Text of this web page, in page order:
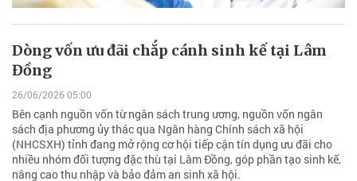
Dòng vốn ưu đãi chắp cánh sinh kế tại Lâm
Đồng
26/06/2026 05:00
Bên cạnh nguồn vốn từ ngân sách trung ương, nguồn vốn ngân
sách địa phương ủy thác qua Ngân hàng Chính sách xã hội
(NHCSXH) tỉnh đang mở rộng cơ hội tiếp cận tín dụng ưu đãi cho
nhiều nhóm đối tượng đặc thù tại Lâm Đồng, góp phần tạo sinh kế,
nâng cao thu nhập và bảo đảm an sinh xã hội.